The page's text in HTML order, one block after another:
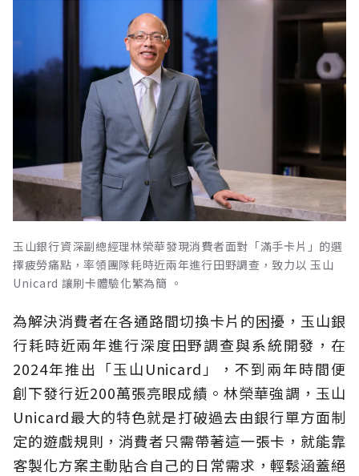
玉山銀行資深副總經理林榮華發現消費者面對「滿手卡片」的選
擇疲勞痛點，率領團隊耗時近兩年進行田野調查，致力以 玉山
Unicard 讓刷卡體驗化繁為簡 。
為解決消費者在各通路間切換卡片的困擾，玉山銀
行耗時近兩年進行深度田野調查與系統開發，在
2024年推出「玉山Unicard」，不到兩年時間便
創下發行近200萬張亮眼成績。林榮華強調，玉山
Unicard最大的特色就是打破過去由銀行單方面制
定的遊戲規則，消費者只需帶著這一張卡，就能靠
客製化方案主動貼合自己的日常需求，輕鬆涵蓋絕